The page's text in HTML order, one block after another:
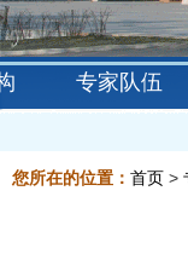
专家队伍
您所在的位置： 首页 >